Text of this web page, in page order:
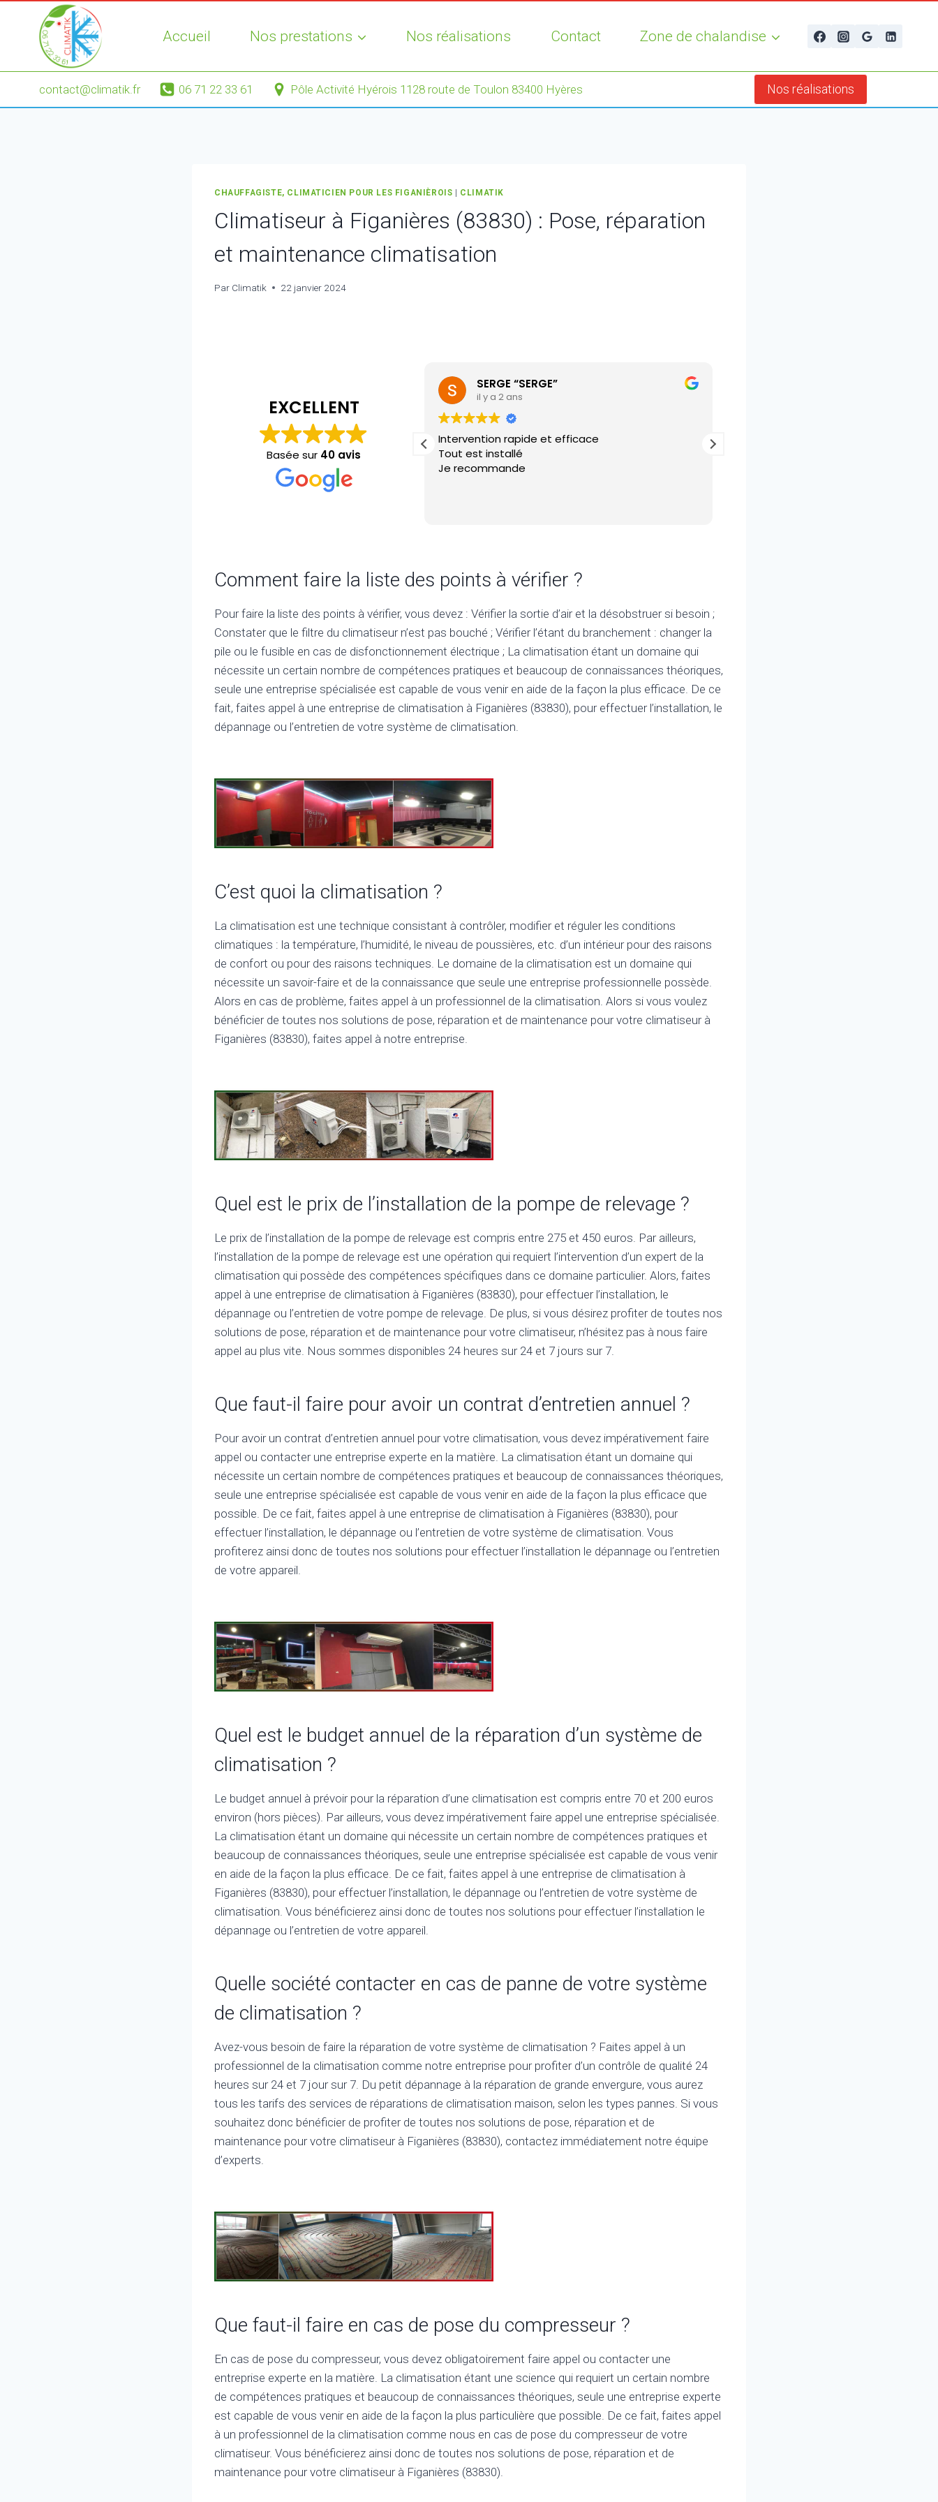
contenu
Accueil Nos prestations Nos réalisations Contact Zone de chalandise
contact@climatik.fr 06 71 22 33 61 Pôle Activité Hyérois 1128 route de Toulon 83400 Hyères Nos réalisations
CHAUFFAGISTE, CLIMATICIEN POUR LES FIGANIÈROIS CLIMATIK
Climatiseur à Figanières (83830) : Pose, réparation
et maintenance climatisation
Par Climatik 22 janvier 2024
EXCELLENT
Basée sur 40 avis
Personne au top carré et propre
SERGE “SERGE”
il y a 2 ans
Intervention rapide et efficace
Tout est installé
Je recommande
Comment faire la liste des points à vérifier ?
Pour faire la liste des points à vérifier, vous devez : Vérifier la sortie d’air et la désobstruer si besoin ;
Constater que le filtre du climatiseur n’est pas bouché ; Vérifier l’étant du branchement : changer la
pile ou le fusible en cas de disfonctionnement électrique ; La climatisation étant un domaine qui
nécessite un certain nombre de compétences pratiques et beaucoup de connaissances théoriques,
seule une entreprise spécialisée est capable de vous venir en aide de la façon la plus efficace. De ce
fait, faites appel à une entreprise de climatisation à Figanières (83830), pour effectuer l’installation, le
dépannage ou l’entretien de votre système de climatisation.
C’est quoi la climatisation ?
La climatisation est une technique consistant à contrôler, modifier et réguler les conditions
climatiques : la température, l’humidité, le niveau de poussières, etc. d’un intérieur pour des raisons
de confort ou pour des raisons techniques. Le domaine de la climatisation est un domaine qui
nécessite un savoir-faire et de la connaissance que seule une entreprise professionnelle possède.
Alors en cas de problème, faites appel à un professionnel de la climatisation. Alors si vous voulez
bénéficier de toutes nos solutions de pose, réparation et de maintenance pour votre climatiseur à
Figanières (83830), faites appel à notre entreprise.
Quel est le prix de l’installation de la pompe de relevage ?
Le prix de l’installation de la pompe de relevage est compris entre 275 et 450 euros. Par ailleurs,
l’installation de la pompe de relevage est une opération qui requiert l’intervention d’un expert de la
climatisation qui possède des compétences spécifiques dans ce domaine particulier. Alors, faites
appel à une entreprise de climatisation à Figanières (83830), pour effectuer l’installation, le
dépannage ou l’entretien de votre pompe de relevage. De plus, si vous désirez profiter de toutes nos
solutions de pose, réparation et de maintenance pour votre climatiseur, n’hésitez pas à nous faire
appel au plus vite. Nous sommes disponibles 24 heures sur 24 et 7 jours sur 7.
Que faut-il faire pour avoir un contrat d’entretien annuel ?
Pour avoir un contrat d’entretien annuel pour votre climatisation, vous devez impérativement faire
appel ou contacter une entreprise experte en la matière. La climatisation étant un domaine qui
nécessite un certain nombre de compétences pratiques et beaucoup de connaissances théoriques,
seule une entreprise spécialisée est capable de vous venir en aide de la façon la plus efficace que
possible. De ce fait, faites appel à une entreprise de climatisation à Figanières (83830), pour
effectuer l’installation, le dépannage ou l’entretien de votre système de climatisation. Vous
profiterez ainsi donc de toutes nos solutions pour effectuer l’installation le dépannage ou l’entretien
de votre appareil.
Quel est le budget annuel de la réparation d’un système de
climatisation ?
Le budget annuel à prévoir pour la réparation d’une climatisation est compris entre 70 et 200 euros
environ (hors pièces). Par ailleurs, vous devez impérativement faire appel une entreprise spécialisée.
La climatisation étant un domaine qui nécessite un certain nombre de compétences pratiques et
beaucoup de connaissances théoriques, seule une entreprise spécialisée est capable de vous venir
en aide de la façon la plus efficace. De ce fait, faites appel à une entreprise de climatisation à
Figanières (83830), pour effectuer l’installation, le dépannage ou l’entretien de votre système de
climatisation. Vous bénéficierez ainsi donc de toutes nos solutions pour effectuer l’installation le
dépannage ou l’entretien de votre appareil.
Quelle société contacter en cas de panne de votre système
de climatisation ?
Avez-vous besoin de faire la réparation de votre système de climatisation ? Faites appel à un
professionnel de la climatisation comme notre entreprise pour profiter d’un contrôle de qualité 24
heures sur 24 et 7 jour sur 7. Du petit dépannage à la réparation de grande envergure, vous aurez
tous les tarifs des services de réparations de climatisation maison, selon les types pannes. Si vous
souhaitez donc bénéficier de profiter de toutes nos solutions de pose, réparation et de
maintenance pour votre climatiseur à Figanières (83830), contactez immédiatement notre équipe
d’experts.
Que faut-il faire en cas de pose du compresseur ?
En cas de pose du compresseur, vous devez obligatoirement faire appel ou contacter une
entreprise experte en la matière. La climatisation étant une science qui requiert un certain nombre
de compétences pratiques et beaucoup de connaissances théoriques, seule une entreprise experte
est capable de vous venir en aide de la façon la plus particulière que possible. De ce fait, faites appel
à un professionnel de la climatisation comme nous en cas de pose du compresseur de votre
climatiseur. Vous bénéficierez ainsi donc de toutes nos solutions de pose, réparation et de
maintenance pour votre climatiseur à Figanières (83830).